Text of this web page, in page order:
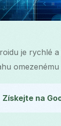
je rychlé
Získejte na